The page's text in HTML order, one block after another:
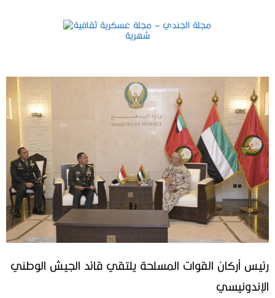
رئيس أركان القوات المسلحة يلتقي قائد الجيش الوطني
الإندونيسي